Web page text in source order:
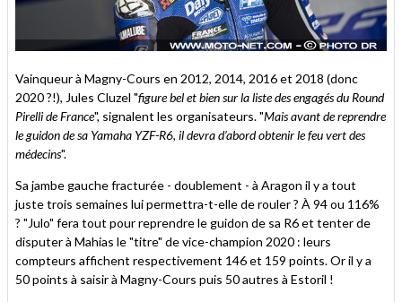
Vainqueur à Magny-Cours en 2012, 2014, 2016 et 2018 (donc
2020 ?!), Jules Cluzel "figure bel et bien sur la liste des engagés du Round
Pirelli de France", signalent les organisateurs. "Mais avant de reprendre
le guidon de sa Yamaha YZF-R6, il devra d’abord obtenir le feu vert des
médecins".
Sa jambe gauche fracturée - doublement - à Aragon il y a tout
juste trois semaines lui permettra-t-elle de rouler ? À 94 ou 116%
? "Julo" fera tout pour reprendre le guidon de sa R6 et tenter de
disputer à Mahias le "titre" de vice-champion 2020 : leurs
compteurs affichent respectivement 146 et 159 points. Or il y a
50 points à saisir à Magny-Cours puis 50 autres à Estoril !